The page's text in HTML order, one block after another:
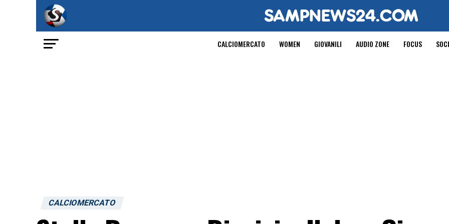
CALCIOMERCATO WOMEN GIOVANILI AUDIO ZONE FOCUS
CALCIOMERCATO